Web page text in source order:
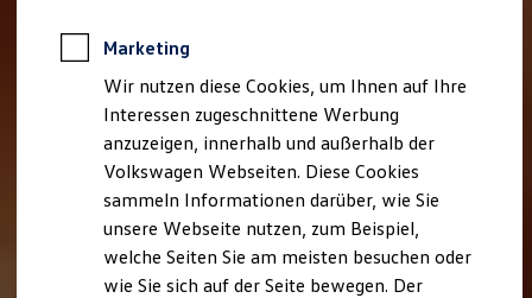
Der ID.7
Der ID.7 GTX
Der ID.7 Tourer
Der ID.7 GTX Tourer
Der ID. Buzz
Der neue ID. Cross
Elektrofahrzeugkonzepte
ID. EVERY1
Reichweite der ID. Modelle
Reichweite im Winter
Rekuperation
Marketing
Wir nutzen diese Cookies, um Ihnen auf Ihre
Interessen zugeschnittene Werbung
anzuzeigen, innerhalb und außerhalb der
Volkswagen Webseiten. Diese Cookies
sammeln Informationen darüber, wie Sie
unsere Webseite nutzen, zum Beispiel,
welche Seiten Sie am meisten besuchen oder
wie Sie sich auf der Seite bewegen. Der